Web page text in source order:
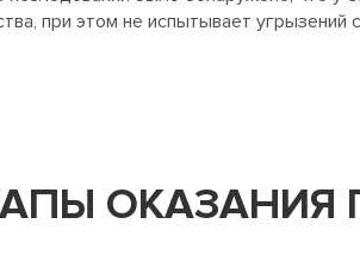
при этом не испытывает угрызений